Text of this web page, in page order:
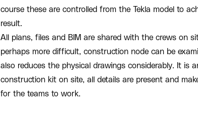
course these are controlled from the Tekla model to
result.
All plans, files and BIM are shared with the crews on
perhaps more difficult, construction node can be
also reduces the physical drawings considerably. It is
construction kit on site, all details are present and
for the teams to work.